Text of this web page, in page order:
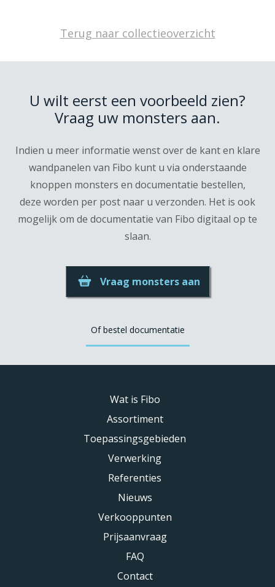
Terug naar collectieoverzicht
U wilt eerst een voorbeeld zien?
Vraag uw monsters aan.
Indien u meer informatie wenst over de kant en klare
wandpanelen van Fibo kunt u via onderstaande
knoppen monsters en documentatie bestellen,
deze worden per post naar u verzonden. Het is ook
mogelijk om de documentatie van Fibo digitaal op te
slaan.
Vraag monsters aan
Of bestel documentatie
Wat is Fibo
Assortiment
Toepassingsgebieden
Verwerking
Referenties
Nieuws
Verkooppunten
Prijsaanvraag
FAQ
Contact